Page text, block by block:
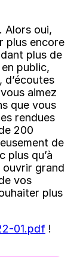
Alors oui,
plus encore
plus de
public,
aimez
que vous
rendues
200
de
plus qu’à
ouvrir grand
vos
plus
01.pdf !